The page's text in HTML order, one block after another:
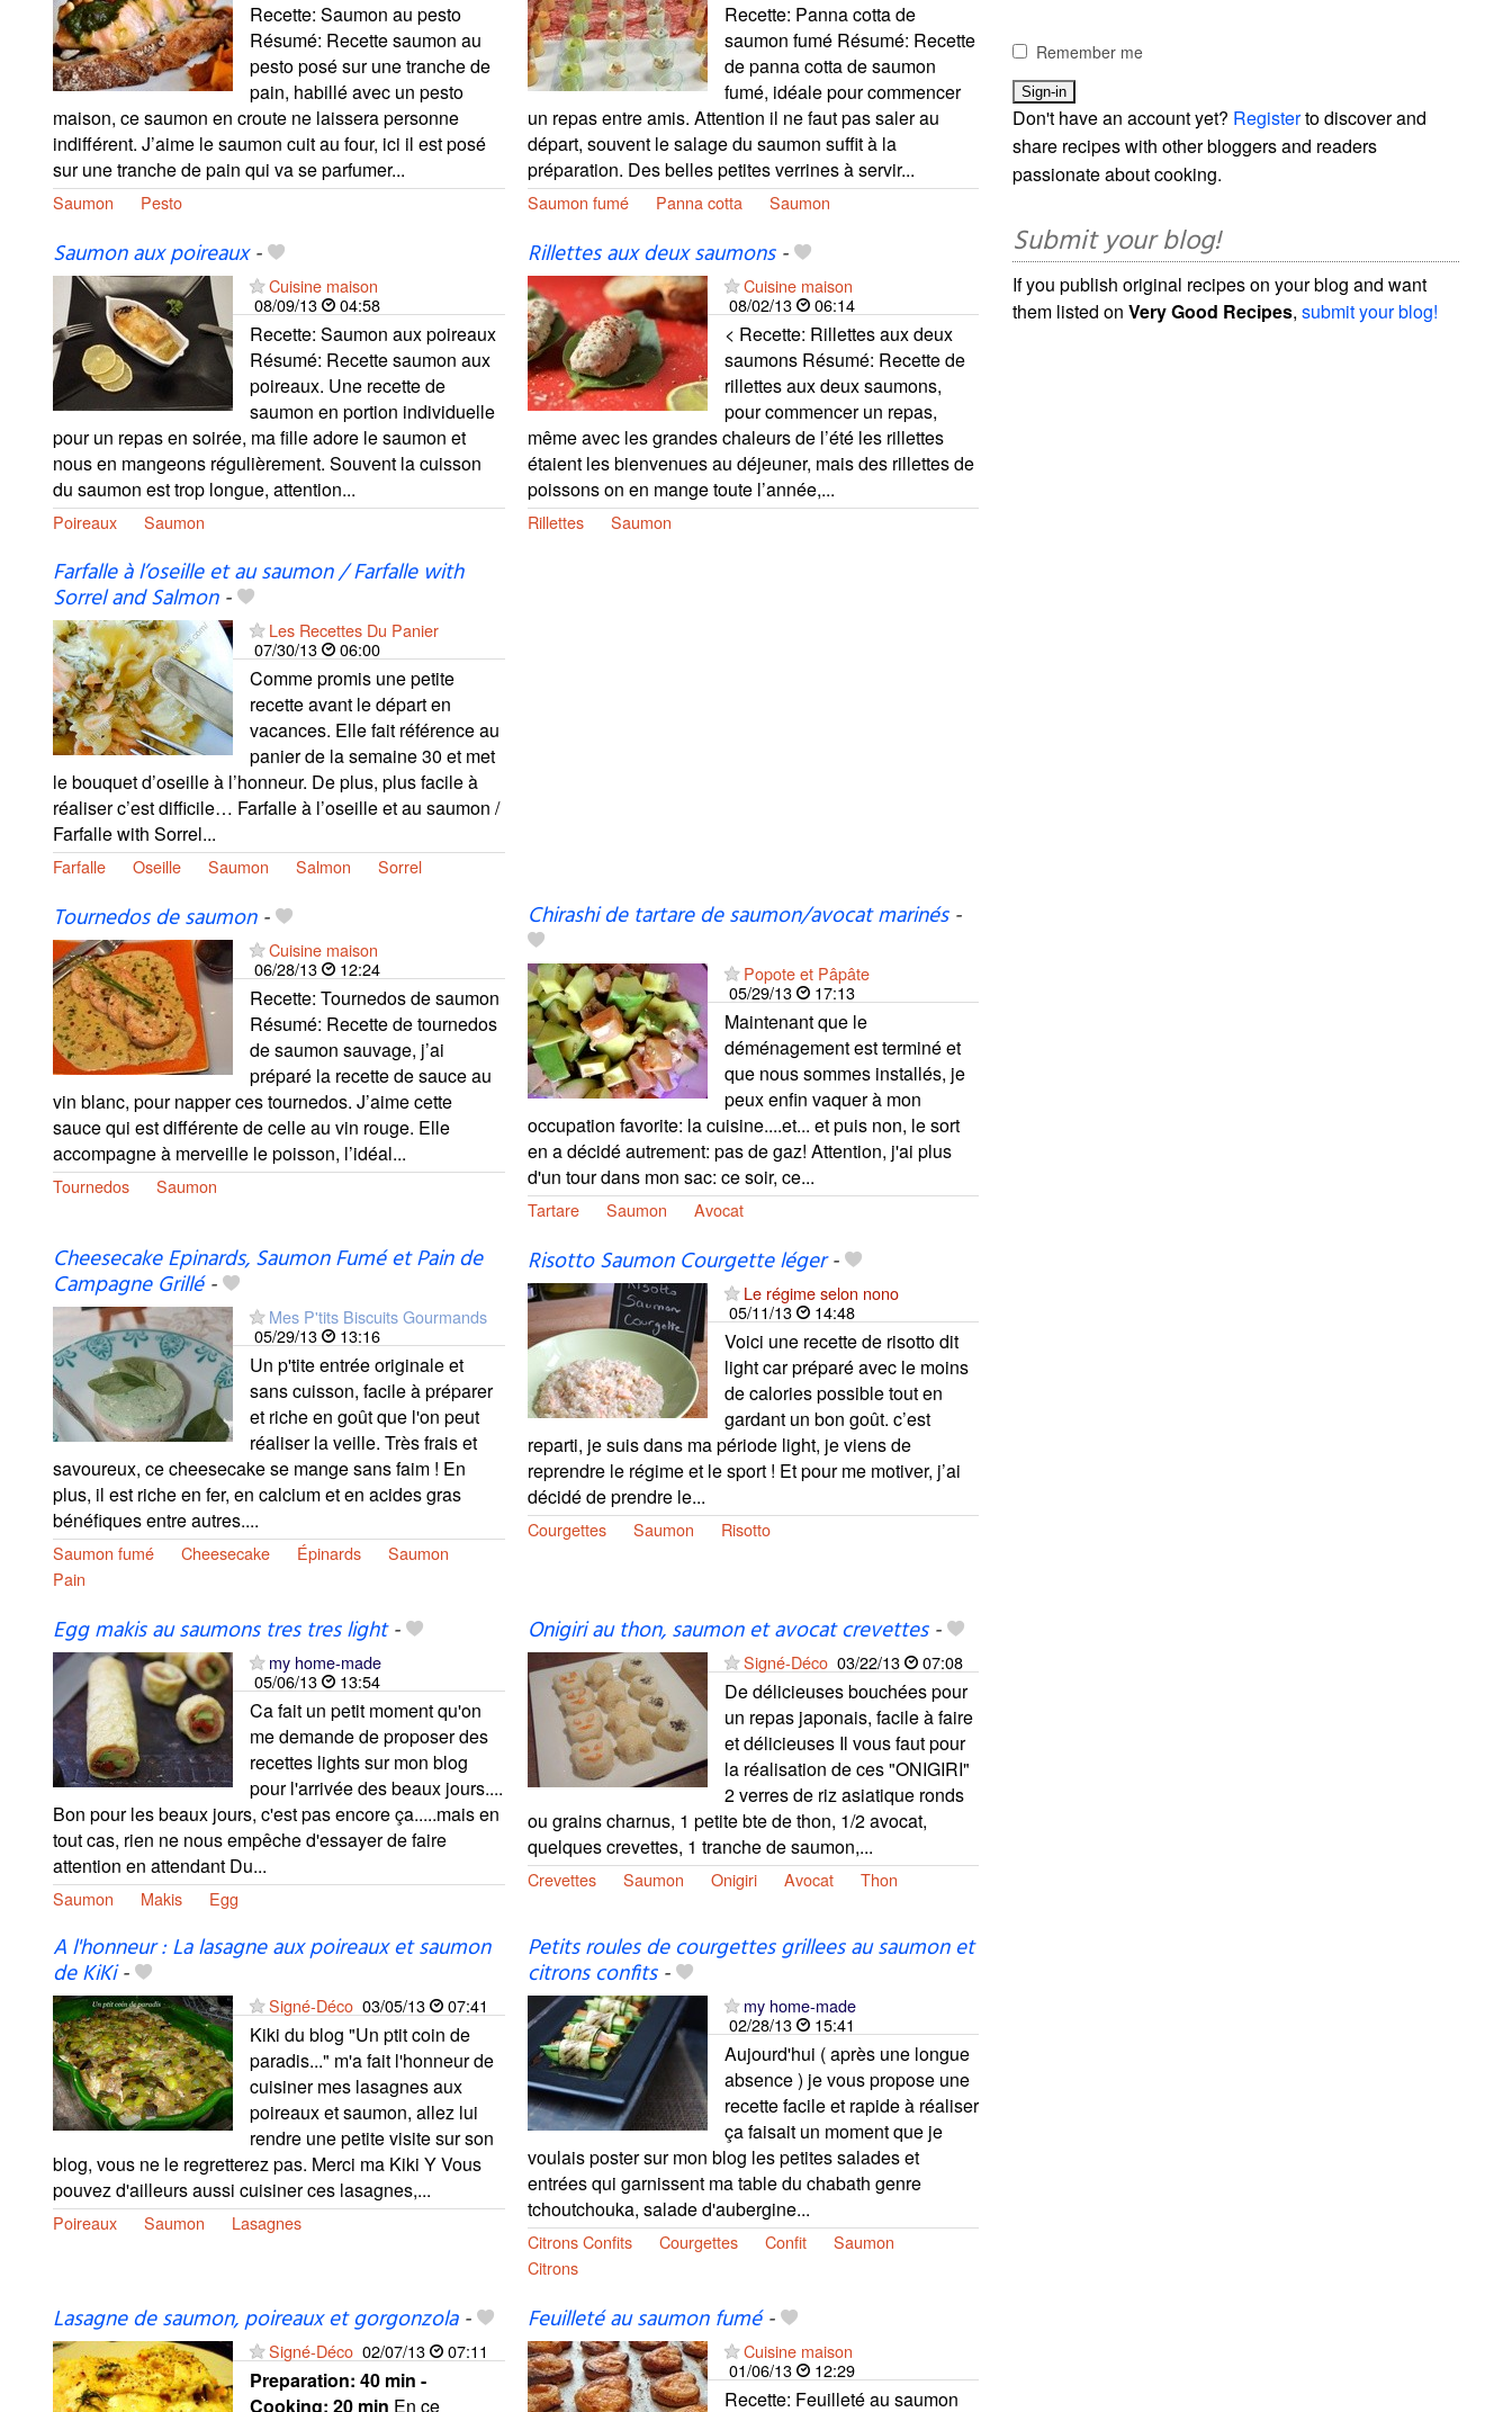
Recette: Saumon au pesto
Résumé: Recette saumon au
pesto posé sur une tranche de
pain, habillé avec un pesto
maison, ce saumon en croute ne laissera personne
indifférent. J’aime le saumon cuit au four, ici il est posé
sur une tranche de pain qui va se parfumer...
Saumon Pesto
Recette: Panna cotta de
saumon fumé Résumé: Recette
de panna cotta de saumon
fumé, idéale pour commencer
un repas entre amis. Attention il ne faut pas saler au
départ, souvent le salage du saumon suffit à la
préparation. Des belles petites verrines à servir...
Saumon fumé Panna cotta Saumon
Saumon aux poireaux-
Cuisine maison
08/09/13
04:58
Recette: Saumon aux poireaux
Résumé: Recette saumon aux
poireaux. Une recette de
saumon en portion individuelle
pour un repas en soirée, ma fille adore le saumon et
nous en mangeons régulièrement. Souvent la cuisson
du saumon est trop longue, attention...
Poireaux Saumon
Rillettes aux deux saumons-
Cuisine maison
08/02/13
06:14
< Recette: Rillettes aux deux
saumons Résumé: Recette de
rillettes aux deux saumons,
pour commencer un repas,
même avec les grandes chaleurs de l’été les rillettes
étaient les bienvenues au déjeuner, mais des rillettes de
poissons on en mange toute l’année,...
Rillettes Saumon
Farfalle à l’oseille et au saumon / Farfalle with
Sorrel and Salmon-
Les Recettes Du Panier
07/30/13
06:00
Comme promis une petite
recette avant le départ en
vacances. Elle fait référence au
panier de la semaine 30 et met
le bouquet d’oseille à l’honneur. De plus, plus facile à
réaliser c’est difficile… Farfalle à l’oseille et au saumon /
Farfalle with Sorrel...
Farfalle Oseille Saumon Salmon Sorrel
Tournedos de saumon-
Cuisine maison
06/28/13
12:24
Recette: Tournedos de saumon
Résumé: Recette de tournedos
de saumon sauvage, j’ai
préparé la recette de sauce au
vin blanc, pour napper ces tournedos. J’aime cette
sauce qui est différente de celle au vin rouge. Elle
accompagne à merveille le poisson, l’idéal...
Tournedos Saumon
Chirashi de tartare de saumon/avocat marinés-
Popote et Pâpâte
05/29/13
17:13
Maintenant que le
déménagement est terminé et
que nous sommes installés, je
peux enfin vaquer à mon
occupation favorite: la cuisine....et... et puis non, le sort
en a décidé autrement: pas de gaz! Attention, j'ai plus
d'un tour dans mon sac: ce soir, ce...
Tartare Saumon Avocat
Cheesecake Epinards, Saumon Fumé et Pain de
Campagne Grillé-
Mes P'tits Biscuits Gourmands
05/29/13
13:16
Un p'tite entrée originale et
sans cuisson, facile à préparer
et riche en goût que l'on peut
réaliser la veille. Très frais et
savoureux, ce cheesecake se mange sans faim ! En
plus, il est riche en fer, en calcium et en acides gras
bénéfiques entre autres....
Saumon fumé Cheesecake Épinards
Saumon
Pain
Risotto Saumon Courgette léger-
Le régime selon nono
05/11/13
14:48
Voici une recette de risotto dit
light car préparé avec le moins
de calories possible tout en
gardant un bon goût. c’est
reparti, je suis dans ma période light, je viens de
reprendre le régime et le sport ! Et pour me motiver, j’ai
décidé de prendre le...
Courgettes Saumon Risotto
Egg makis au saumons tres tres light-
my home-made
05/06/13
13:54
Ca fait un petit moment qu'on
me demande de proposer des
recettes lights sur mon blog
pour l'arrivée des beaux jours....
Bon pour les beaux jours, c'est pas encore ça.....mais en
tout cas, rien ne nous empêche d'essayer de faire
attention en attendant Du...
Saumon Makis Egg
Onigiri au thon, saumon et avocat crevettes-
Signé-Déco 03/22/13 07:08
De délicieuses bouchées pour
un repas japonais, facile à faire
et délicieuses Il vous faut pour
la réalisation de ces "ONIGIRI"
2 verres de riz asiatique ronds
ou grains charnus, 1 petite bte de thon, 1/2 avocat,
quelques crevettes, 1 tranche de saumon,...
Crevettes Saumon Onigiri Avocat Thon
A l'honneur : La lasagne aux poireaux et saumon
de KiKi-
Signé-Déco 03/05/13 07:41
Kiki du blog "Un ptit coin de
paradis..." m'a fait l'honneur de
cuisiner mes lasagnes aux
poireaux et saumon, allez lui
rendre une petite visite sur son
blog, vous ne le regretterez pas. Merci ma Kiki Y Vous
pouvez d'ailleurs aussi cuisiner ces lasagnes,...
Poireaux Saumon Lasagnes
Petits roules de courgettes grillees au saumon et
citrons confits-
my home-made
02/28/13
15:41
Aujourd'hui ( après une longue
absence ) je vous propose une
recette facile et rapide à réaliser
ça faisait un moment que je
voulais poster sur mon blog les petites salades et
entrées qui garnissent ma table du chabath genre
tchoutchouka, salade d'aubergine...
Citrons Confits Courgettes Confit
Saumon
Citrons
Lasagne de saumon, poireaux et gorgonzola-
Signé-Déco 02/07/13 07:11
Preparation: 40 min -
Cooking: 20 min En ce
Feuilleté au saumon fumé-
Cuisine maison
01/06/13
12:29
Recette: Feuilleté au saumon
Remember me
Don't have an account yet? Registerto discover and
share recipes with other bloggers and readers
passionate about cooking.
Submit your blog!
If you publish original recipes on your blog and want
them listed onVery Good Recipes,submit your blog!